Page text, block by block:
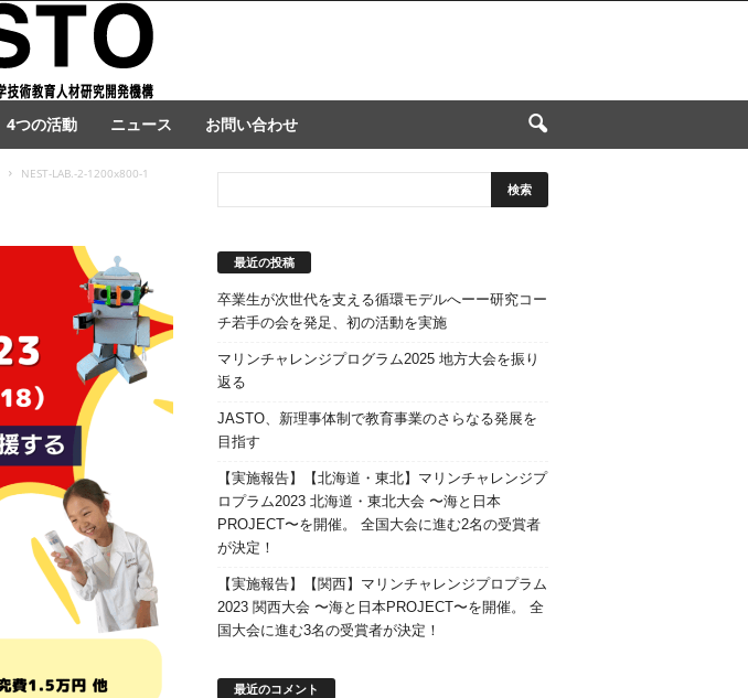
4つの活動 ニュース お問い合わせ
NEST-LAB.-2-1200x800-1
最近の投稿
卒業生が次世代を支える循環モデルへーー研究コー
チ若手の会を発足、初の活動を実施
マリンチャレンジプログラム2025 地方大会を振り
返る
JASTO、新理事体制で教育事業のさらなる発展を
目指す
【実施報告】【北海道・東北】マリンチャレンジプ
ロプラム2023 北海道・東北大会 〜海と日本
PROJECT〜を開催。 全国大会に進む2名の受賞者
が決定！
【実施報告】【関西】マリンチャレンジプロプラム
2023 関西大会 〜海と日本PROJECT〜を開催。 全
国大会に進む3名の受賞者が決定！
最近のコメント